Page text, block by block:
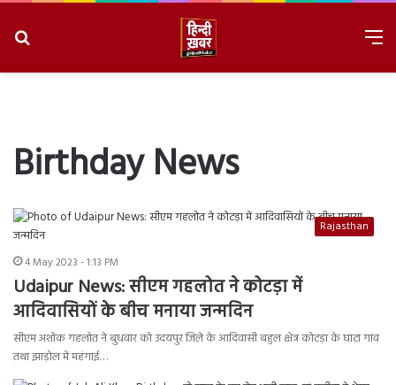
Birthday News
Rajasthan
4 May 2023 - 1:13 PM
Udaipur News: सीएम गहलोत ने कोटड़ा में
आदिवासियों के बीच मनाया जन्मदिन
सीएम अशोक गहलोत ने बुधवार को उदयपुर जिले के आदिवासी बहुल क्षेत्र कोटड़ा के घाटा गांव
तथा झाड़ोल में महंगाई…